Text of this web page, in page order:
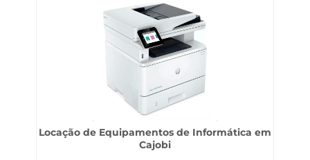
Locação de Equipamentos de Informática em
Cajobi